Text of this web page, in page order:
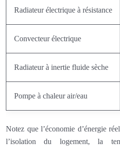
Radiateur électrique à résistance
Convecteur électrique
Radiateur à inertie fluide sèche
Pompe à chaleur air/eau
Notez que l’économie d’énergie
l’isolation du logement, la